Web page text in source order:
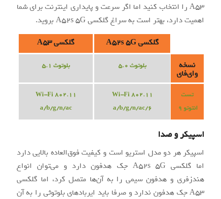
A53 را انتخاب کنید اما اگر سرعت و پایداری اینترنت برای شما
اهمیت دارد، بهتر است به سراغ گلکسی A52s 5G بروید.
گلکسی A52s 5G
گلکسی A53
نسخه
وای‌فای
بلوتوث 5.0 بلوتوث 5.1
تست
انتوتو 9
Wi-Fi 802.11
a/b/g/n/ac/6
Wi-Fi 802.11
a/b/g/n/ac
اسپیکر و صدا
اسپیکر هر دو مدل استریو است و کیفیت فوق‌العاده بالایی دارد
اما گلکسی A52s 5G جک هدفون دارد و می‌توان انواع
هندزفری و هدفون سیمی را به آن‌ها متصل کرد، اما گلکسی
A53 جک هدفون ندارد و صرفا باید ایربادهای بلوتوثی را به آن